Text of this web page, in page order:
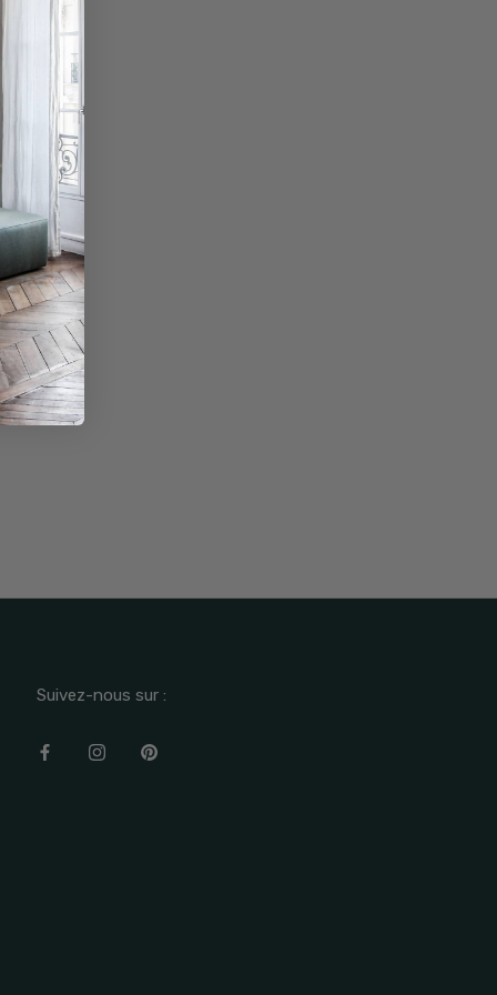
Suivez-nous sur :